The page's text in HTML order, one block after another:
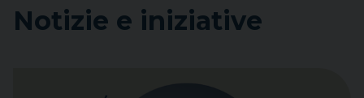
Notizie e iniziative